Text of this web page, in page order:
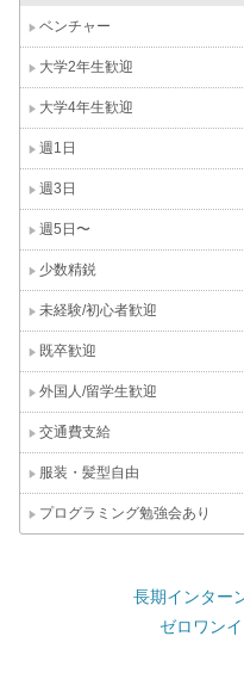
ベンチャー
大学2年生歓迎
大学4年生歓迎
週1日
週3日
週5日〜
少数精鋭
未経験/初心者歓迎
既卒歓迎
外国人/留学生歓迎
交通費支給
服装・髪型自由
プログラミング勉強会あり
長期インター
ゼロワン